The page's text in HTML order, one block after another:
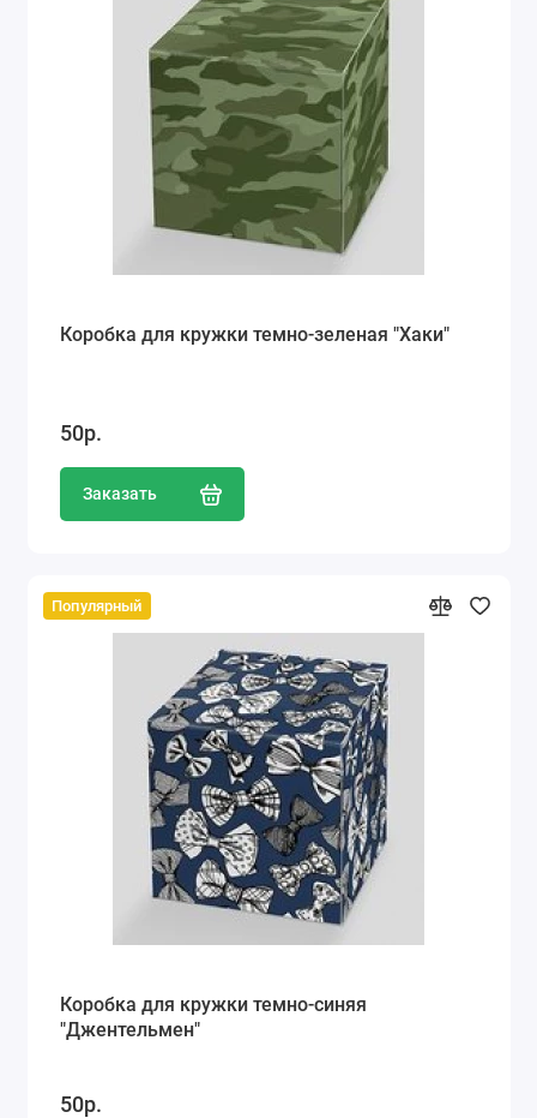
Коробка для кружки темно-зеленая "Хаки"
50р.
Заказать
Популярный
Коробка для кружки темно-синяя
"Джентельмен"
50р.